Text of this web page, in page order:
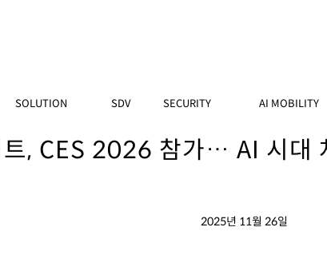
SOLUTION SDV SECURITY AI MOBILITY
, CES 2026 참가… AI 시대
2025년 11월 26일